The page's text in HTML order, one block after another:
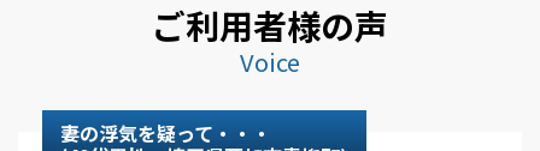
ご利用者様の声
Voice
妻の浮気を疑って・・・